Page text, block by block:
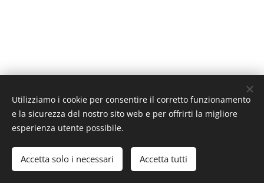
TSM Ceramic, 1142 Budapest, Szobránc u. 1., +36-30-4122274
Creato conWebnode
Lingue
Magyar
English Italiano Română
Utilizziamo i cookie per consentire il corretto funzionamento
e la sicurezza del nostro sito web e per offrirti la migliore
esperienza utente possibile.
Accetta solo i necessari Accetta tutti